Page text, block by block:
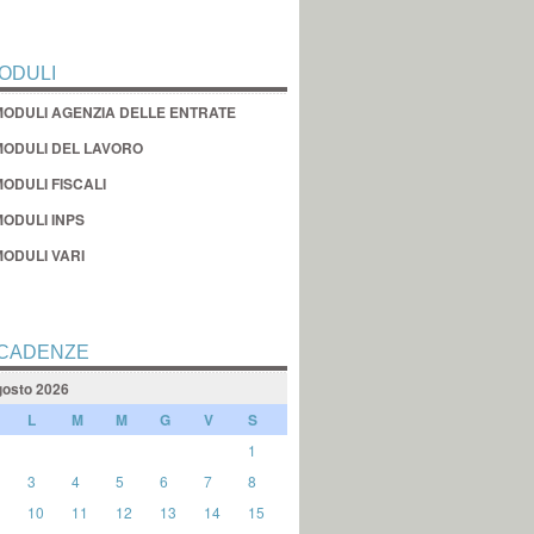
AGENZIA DELLE ENTRATE
DEL LAVORO
FISCALI
INPS
VARI
2026
L M M G V S
1
3 4 5 6 7
8
10 11 12 13 14
15